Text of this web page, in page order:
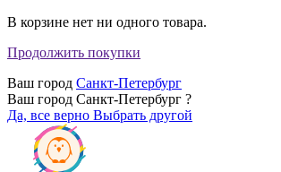
В корзине нет ни одного товара.
Продолжить покупки
Ваш город Санкт-Петербург
Ваш город Санкт-Петербург ?
Да, все верно Выбрать другой